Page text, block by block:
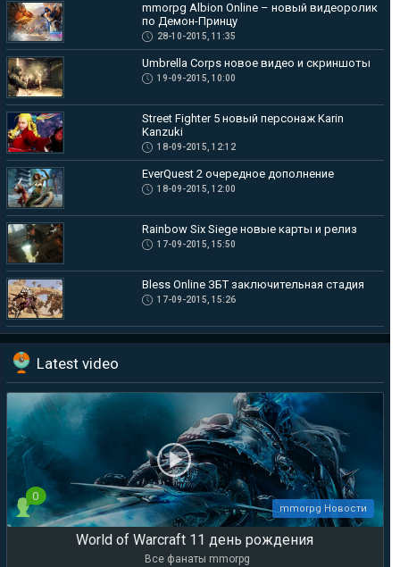
mmorpg Albion Online – новый видеоролик
по Демон-Принцу
28-10-2015, 11:35
Umbrella Corps новое видео и скриншоты
19-09-2015, 10:00
Street Fighter 5 новый персонаж Karin
Kanzuki
18-09-2015, 12:12
EverQuest 2 очередное дополнение
18-09-2015, 12:00
Rainbow Six Siege новые карты и релиз
17-09-2015, 15:50
Bless Online ЗБТ заключительная стадия
17-09-2015, 15:26
Latest video
0
mmorpg Новости
World of Warcraft 11 день рождения
Все фанаты mmorpg